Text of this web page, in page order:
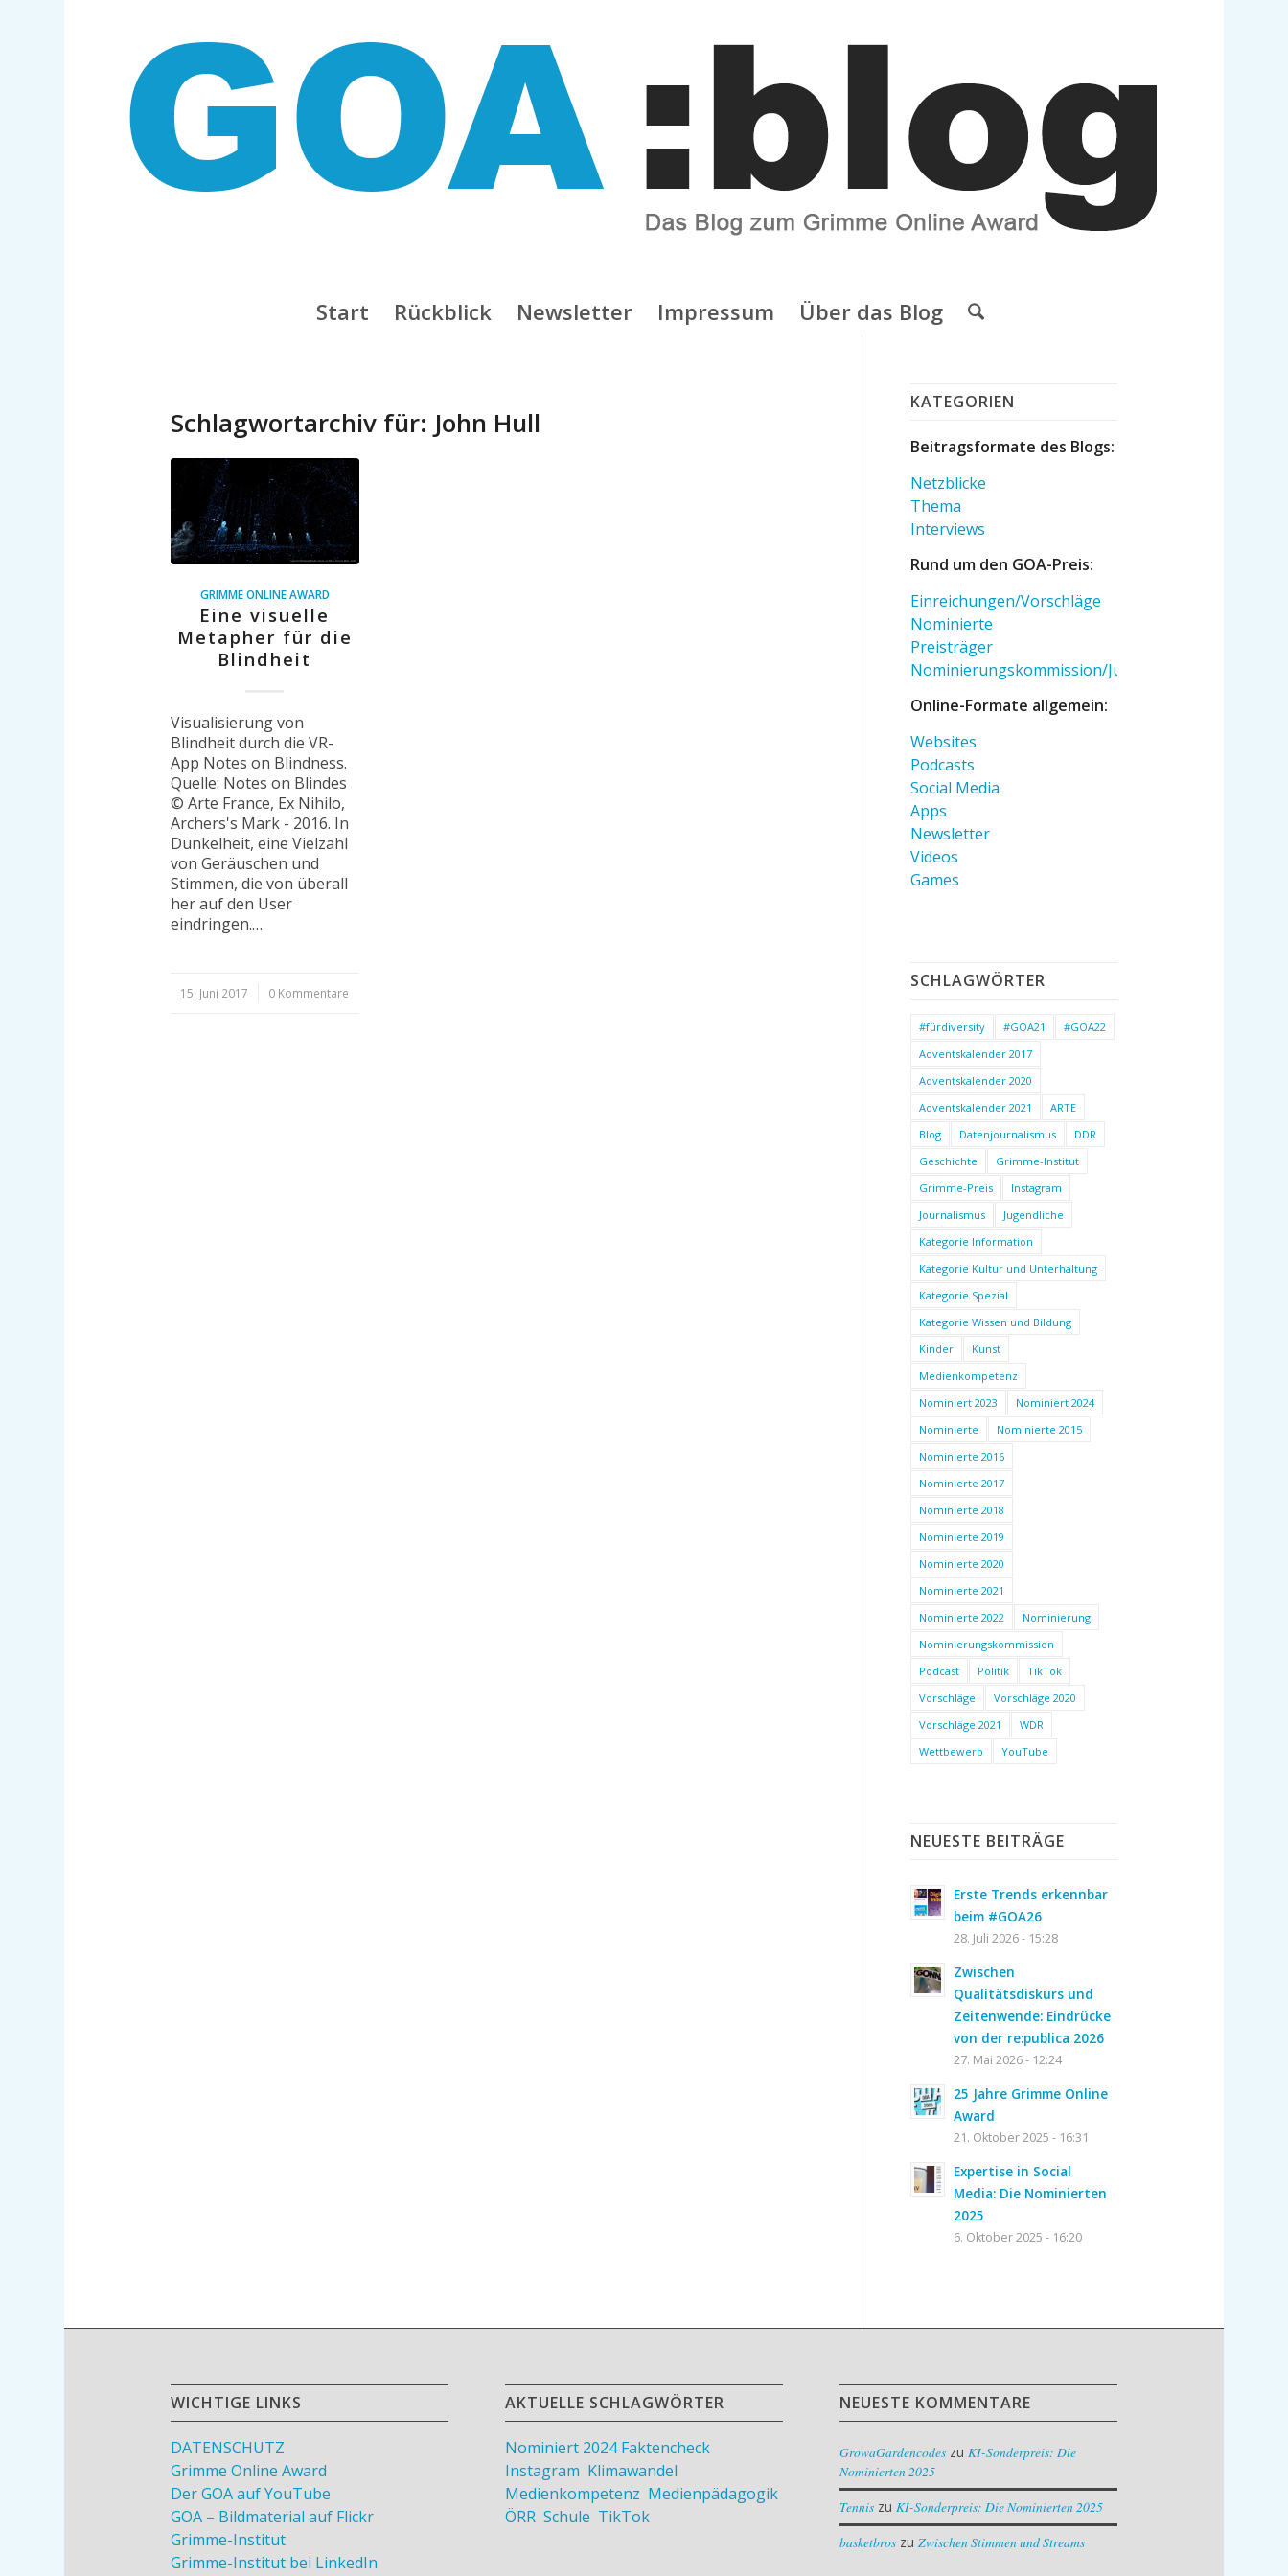
Start Rückblick Newsletter Impressum Über das Blog
Schlagwortarchiv für: John Hull
GRIMME ONLINE AWARD
Eine visuelle
Metapher für die
Blindheit
Visualisierung von
Blindheit durch die VR-
App Notes on Blindness.
Quelle: Notes on Blindes
© Arte France, Ex Nihilo,
Archers's Mark - 2016. In
Dunkelheit, eine Vielzahl
von Geräuschen und
Stimmen, die von überall
her auf den User
eindringen.…
15. Juni 2017
/ 0 Kommentare
KATEGORIEN
Beitragsformate des Blogs:
Netzblicke
Thema
Interviews
Rund um den GOA-Preis:
Einreichungen/Vorschläge
Nominierte
Preisträger
Nominierungskommission/Jury
Online-Formate allgemein:
Websites
Podcasts
Social Media
Apps
Newsletter
Videos
Games
SCHLAGWÖRTER
#fürdiversity #GOA21
#GOA22
Adventskalender 2017
Adventskalender 2020
Adventskalender 2021
ARTE
Blog
Datenjournalismus
DDR
Geschichte
Grimme-Institut
Grimme-Preis
Instagram
Journalismus
Jugendliche
Kategorie Information
Kategorie Kultur und Unterhaltung
Kategorie Spezial
Kategorie Wissen und Bildung
Kinder
Kunst
Medienkompetenz
Nominiert 2023
Nominiert 2024
Nominierte
Nominierte 2015
Nominierte 2016
Nominierte 2017
Nominierte 2018
Nominierte 2019
Nominierte 2020
Nominierte 2021
Nominierte 2022
Nominierung
Nominierungskommission
Podcast
Politik
TikTok
Vorschläge
Vorschläge 2020
Vorschläge 2021
WDR
Wettbewerb
YouTube
NEUESTE BEITRÄGE
Erste Trends erkennbar
beim #GOA26
28. Juli 2026 - 15:28
Zwischen
Qualitätsdiskurs und
Zeitenwende: Eindrücke
von der re:publica 2026
27. Mai 2026 - 12:24
25 Jahre Grimme Online
Award
21. Oktober 2025 - 16:31
Expertise in Social
Media: Die Nominierten
2025
6. Oktober 2025 - 16:20
WICHTIGE LINKS
DATENSCHUTZ
Grimme Online Award
Der GOA auf YouTube
GOA – Bildmaterial auf Flickr
Grimme-Institut
Grimme-Institut bei LinkedIn
AKTUELLE SCHLAGWÖRTER
Nominiert 2024 Faktencheck,
Instagram Klimawandel
Medienkompetenz Medienpädagogik,
ÖRR, Schule TikTok
NEUESTE KOMMENTARE
GrowaGardencodes zuKI-Sonderpreis: Die
Nominierten 2025
Tennis zuKI-Sonderpreis: Die Nominierten 2025
basketbros zuZwischen Stimmen und Streams